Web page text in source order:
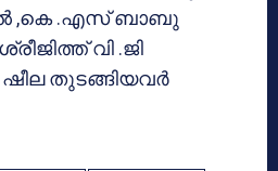
,കെ .എസ് ബാബു
വി .ജി
ഷീല തുടങ്ങിയവർ